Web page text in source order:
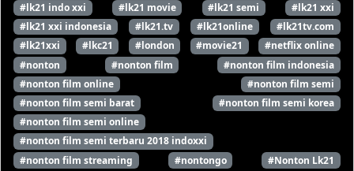
#lk21 indo xxi
#lk21 movie #lk21 semi
#lk21 xxi
#lk21 xxi indonesia
#lk21.tv #lk21online
#lk21tv.com
#lk21xxi
#lkc21 #london #movie21
#netflix online
#nonton
#nonton film
#nonton film indonesia
#nonton film online
#nonton film semi
#nonton film semi barat
#nonton film semi korea
#nonton film semi online
#nonton film semi terbaru 2018 indoxxi
#nonton film streaming
#nontongo
#Nonton Lk21